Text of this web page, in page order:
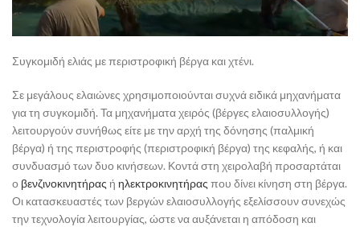
Συγκομιδή ελιάς με περιστροφική βέργα και χτένι.
Σε μεγάλους ελαιώνες χρησιμοποιούνται συχνά ειδικά μηχανήματα
για τη συγκομιδή. Τα μηχανήματα χειρός (βέργες ελαιοσυλλογής)
λειτουργούν συνήθως είτε με την αρχή της δόνησης (παλμική
βέργα) ή της περιστροφής (περιστροφική βέργα) της κεφαλής, ή και
συνδυασμό των δυο κινήσεων. Κοντά στη χειρολαβή προσαρτάται
ο βενζινοκινητήρας ή ηλεκτροκινητήρας που δίνει κίνηση στη βέργα.
Οι κατασκευαστές των βεργών ελαιοσυλλογής εξελίσσουν συνεχώς
την τεχνολογία λειτουργίας, ώστε να αυξάνεται η απόδοση και